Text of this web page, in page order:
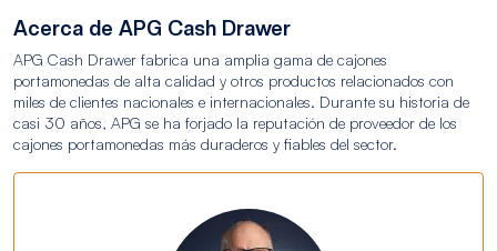
Acerca de APG Cash Drawer
APG Cash Drawer fabrica una amplia gama de cajones
portamonedas de alta calidad y otros productos relacionados con
miles de clientes nacionales e internacionales. Durante su historia de
casi 30 años, APG se ha forjado la reputación de proveedor de los
cajones portamonedas más duraderos y fiables del sector.